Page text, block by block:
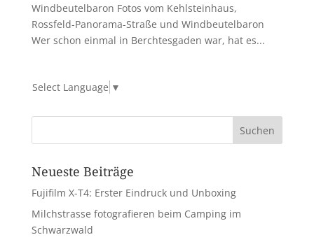
Windbeutelbaron Fotos vom Kehlsteinhaus,
Rossfeld-Panorama-Straße und Windbeutelbaron
Wer schon einmal in Berchtesgaden war, hat es...
Select Language ▼
Neueste Beiträge
Fujifilm X-T4: Erster Eindruck und Unboxing
Milchstrasse fotografieren beim Camping im
Schwarzwald